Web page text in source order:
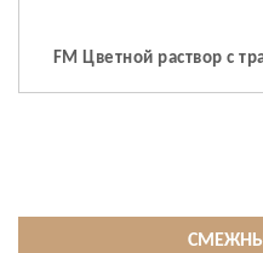
FM Цветной раствор с